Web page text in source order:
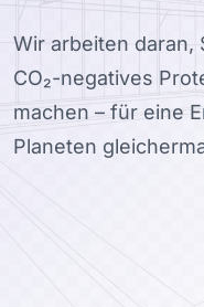
Wir arbeiten daran,
CO₂-negatives
machen – für eine
Planeten